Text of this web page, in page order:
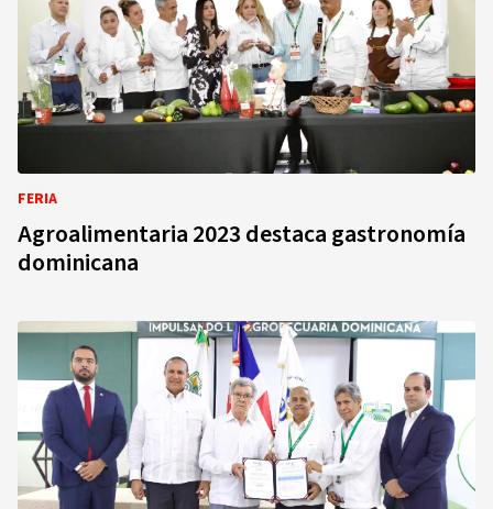
FERIA
Agroalimentaria 2023 destaca gastronomía
dominicana